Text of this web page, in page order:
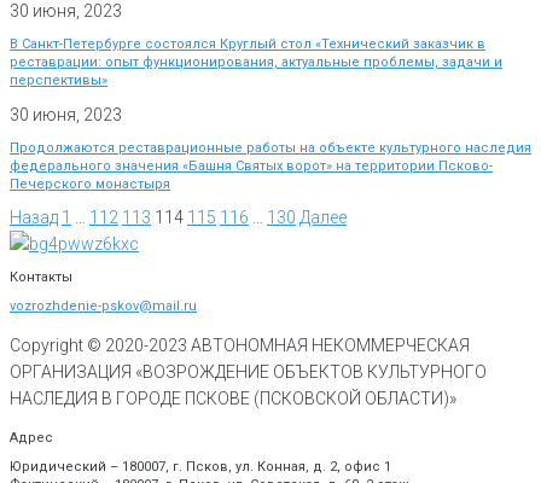
30 июня, 2023
В Санкт-Петербурге состоялся Круглый стол «Технический заказчик в
реставрации: опыт функционирования, актуальные проблемы, задачи и
перспективы»
30 июня, 2023
Продолжаются реставрационные работы на объекте культурного наследия
федерального значения «Башня Святых ворот» на территории Псково-
Печерского монастыря
Назад 1 112 113 114 115 116 130 Далее
Контакты
vozrozhdenie-pskov@mail.ru
Copyright © 2020-2023 АВТОНОМНАЯ НЕКОММЕРЧЕСКАЯ
ОРГАНИЗАЦИЯ «ВОЗРОЖДЕНИЕ ОБЪЕКТОВ КУЛЬТУРНОГО
НАСЛЕДИЯ В ГОРОДЕ ПСКОВЕ (ПСКОВСКОЙ ОБЛАСТИ)»
Адрес
Юридический – 180007, г. Псков, ул. Конная, д. 2, офис 1